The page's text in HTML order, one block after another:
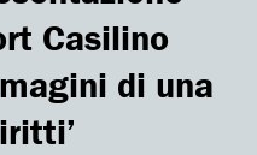
Casilino
di una